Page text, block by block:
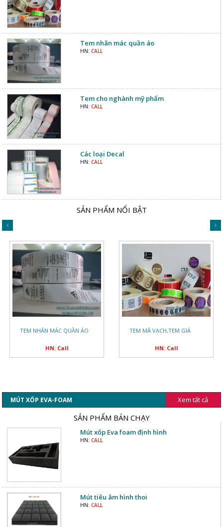
Tem nhãn mác quần áo
HN: CALL
Tem cho nghành mỹ phẩm
HN: CALL
Các loại Decal
HN: CALL
SẢN PHẨM NỔI BẬT
TEM NHÃN MÁC QUẦN ÁO
HN: Call
TEM MÃ VẠCH,TEM GIÁ
HN: Call
MÚT XỐP EVA-FOAM Xem tất cả
SẢN PHẨM BÁN CHẠY
Mút xốp Eva foam định hình
HN: CALL
Mút tiêu âm hình thoi
HN: CALL